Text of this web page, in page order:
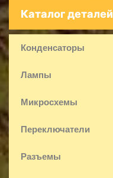
Каталог деталей
Конденсаторы
Лампы
Микросхемы
Переключатели
Разъемы